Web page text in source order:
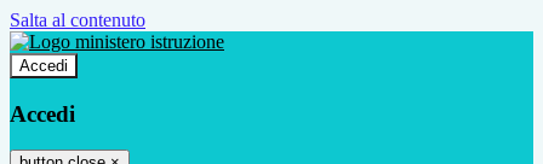
Salta al contenuto
Accedi
Accedi